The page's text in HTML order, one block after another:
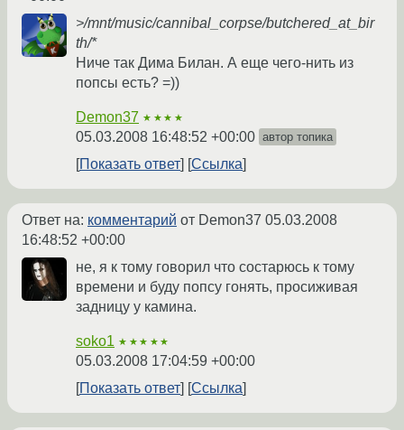
>/mnt/music/cannibal_corpse/butchered_at_bir
th/*
Ниче так Дима Билан. А еще чего-нить из
попсы есть? =))
Demon37 ★★★★
05.03.2008 16:48:52 +00:00 автор топика
Показать ответ Ссылка
Ответ на: комментарий от Demon37 05.03.2008
16:48:52 +00:00
не, я к тому говорил что состарюсь к тому
времени и буду попсу гонять, просиживая
задницу у камина.
soko1 ★★★★★
05.03.2008 17:04:59 +00:00
Показать ответ
Ссылка